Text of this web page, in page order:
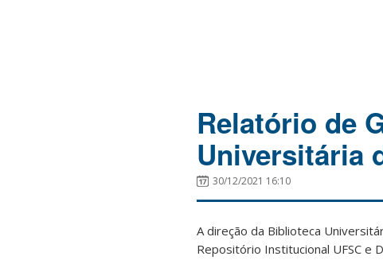
Relatório de
Universitária
30/12/2021 16:10
A direção da Biblioteca
Repositório Institucional UFSC e